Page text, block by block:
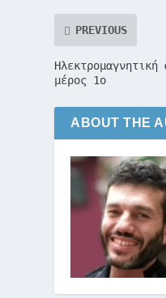
PREVIOUS
μέρος 1ο
ABOUT THE